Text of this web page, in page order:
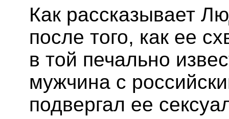
Как рассказывает
после того, как ее
в той печально
мужчина с
подвергал ее